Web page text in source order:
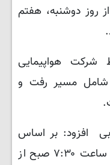
روز دوشنبه، هفتم
شرکت هواپیمایی
شامل مسیر رفت و
افزود: بر اساس
برنامه‌ریزی انجام‌شده، پرواز رفت ساعت ۷:۳۰ صبح از